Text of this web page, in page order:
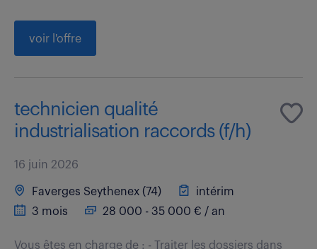
voir l'offre
technicien qualité
industrialisation raccords (f/h)
16 juin 2026
Faverges Seythenex (74)
intérim
3 mois
28 000 - 35 000 € / an
Vous êtes en charge de : - Traiter les dossiers dans